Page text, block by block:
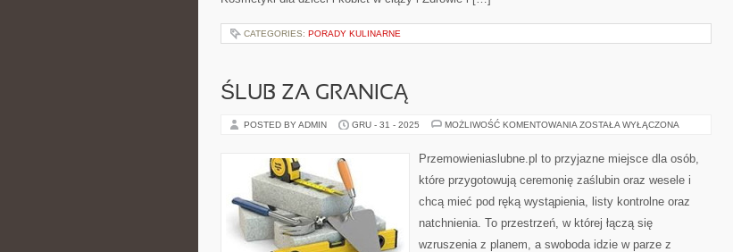
CATEGORIES: PORADY KULINARNE
ŚLUB ZA GRANICĄ
POSTED BY ADMIN GRU - 31 - 2025 MOŻLIWOŚĆ KOMENTOWANIA ŚLUB
ZOSTAŁA WYŁĄCZONA
Przemowieniaslubne.pl to przyjazne miejsce dla osób,
które przygotowują ceremonię zaślubin oraz wesele i
chcą mieć pod ręką wystąpienia, listy kontrolne oraz
natchnienia. To przestrzeń, w której łączą się
wzruszenia z planem, a swoboda idzie w parze z